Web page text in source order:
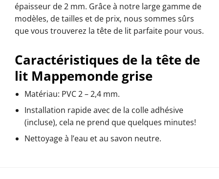
épaisseur de 2 mm. Grâce à notre large gamme de
modèles, de tailles et de prix, nous sommes sûrs
que vous trouverez la tête de lit parfaite pour vous.
Caractéristiques de la tête de
lit Mappemonde grise
Matériau: PVC 2 – 2,4 mm.
Installation rapide avec de la colle adhésive
(incluse), cela ne prend que quelques minutes!
Nettoyage à l’eau et au savon neutre.